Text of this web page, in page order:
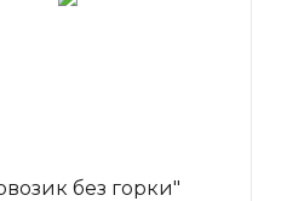
без горки"